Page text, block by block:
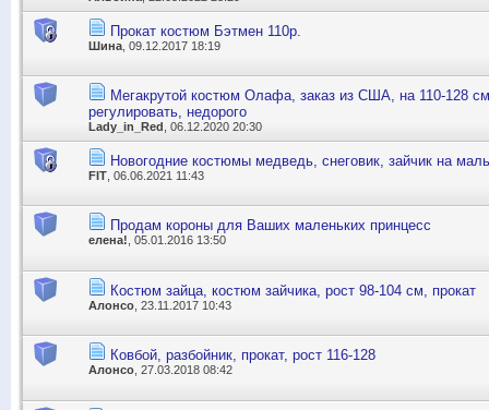
Прокат костюм Бэтмен 110р.
Шина , 09.12.2017 18:19
Мегакрутой костюм Олафа, заказ из США, на 110-128
регулировать, недорого
Lady_in_Red , 06.12.2020 20:30
Новогодние костюмы медведь, снеговик, зайчик на
FIT , 06.06.2021 11:43
Продам короны для Ваших маленьких принцесс
елена! , 05.01.2016 13:50
Костюм зайца, костюм зайчика, рост 98-104 см, прокат
Алонсо , 23.11.2017 10:43
Ковбой, разбойник, прокат, рост 116-128
Алонсо , 27.03.2018 08:42